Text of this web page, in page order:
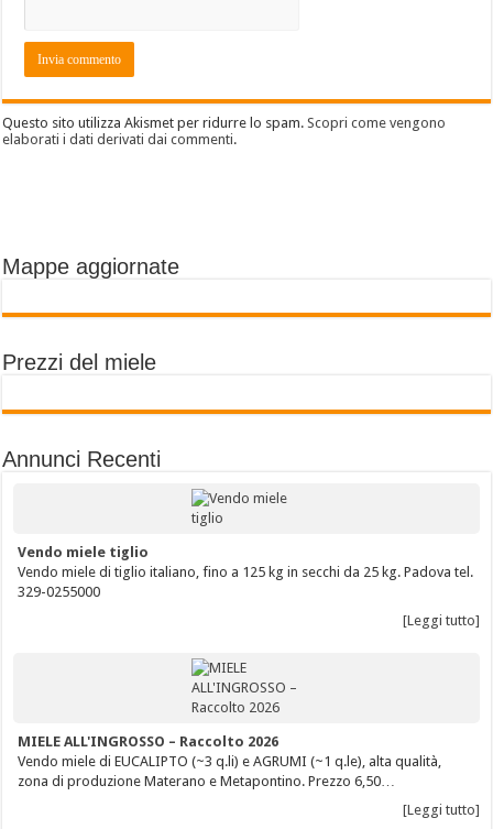
Questo sito utilizza Akismet per ridurre lo spam.Scopri come vengono
elaborati i dati derivati dai commenti.
Mappe aggiornate
Prezzi del miele
Annunci Recenti
Vendo miele tiglio
Vendo miele di tiglio italiano, fino a 125 kg in secchi da 25 kg. Padova tel.
329-0255000
[Leggi tutto]
MIELE ALL'INGROSSO – Raccolto 2026
Vendo miele di EUCALIPTO (~3 q.li) e AGRUMI (~1 q.le), alta qualità,
zona di produzione Materano e Metapontino. Prezzo 6,50…
[Leggi tutto]